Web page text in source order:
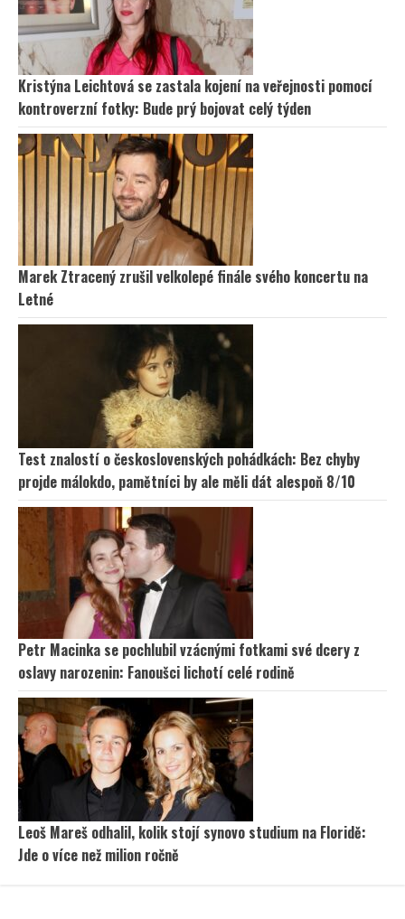
Kristýna Leichtová se zastala kojení na veřejnosti pomocí
kontroverzní fotky: Bude prý bojovat celý týden
Marek Ztracený zrušil velkolepé finále svého koncertu na
Letné
Test znalostí o československých pohádkách: Bez chyby
projde málokdo, pamětníci by ale měli dát alespoň 8/10
Petr Macinka se pochlubil vzácnými fotkami své dcery z
oslavy narozenin: Fanoušci lichotí celé rodině
Leoš Mareš odhalil, kolik stojí synovo studium na Floridě:
Jde o více než milion ročně